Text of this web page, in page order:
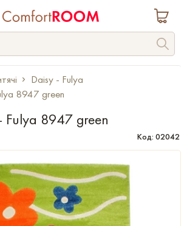
Daisy - Fulya
8947 green
Fulya 8947 green
Код: 02042